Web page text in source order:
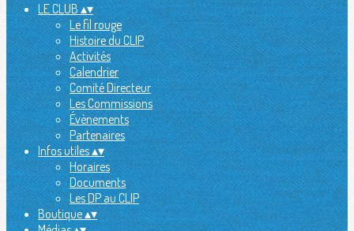
LE CLUB▴▾
Le fil rouge
Histoire du CLIP
Activités
Calendrier
Comité Directeur
Les Commissions
Évènements
Partenaires
Infos utiles▴▾
Horaires
Documents
Les DP au CLIP
Boutique▴▾